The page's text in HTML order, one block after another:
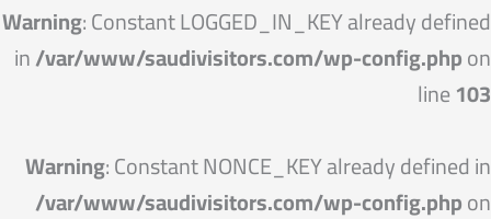
Warning: Constant LOGGED_IN_KEY already defined
in/var/www/saudivisitors.com/wp-config.phpon
line103
Warning: Constant NONCE_KEY already defined in
/var/www/saudivisitors.com/wp-config.phpon